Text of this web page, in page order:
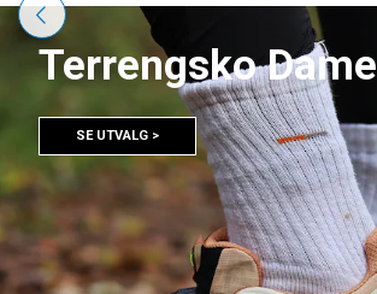
Terrengsko Dame
SE UTVALG >